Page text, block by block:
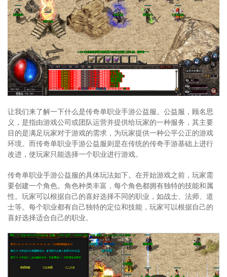
让我们来了解一下什么是传奇单职业手游公益服。公益服，顾名思
义，是指由游戏公司或团队运营并提供给玩家的一种服务，其主要
目的是满足玩家对于游戏的需求，为玩家提供一种公平公正的游戏
环境。而传奇单职业手游公益服则是在传统的传奇手游基础上进行
改进，使玩家只能选择一个职业进行游戏。
传奇单职业手游公益服的具体玩法如下。在开始游戏之前，玩家需
要创建一个角色。角色种类丰富，每个角色都拥有独特的技能和属
性。玩家可以根据自己的喜好选择不同的职业，如战士、法师、道
士等。每个职业都有自己独特的定位和技能，玩家可以根据自己的
喜好选择适合自己的职业。